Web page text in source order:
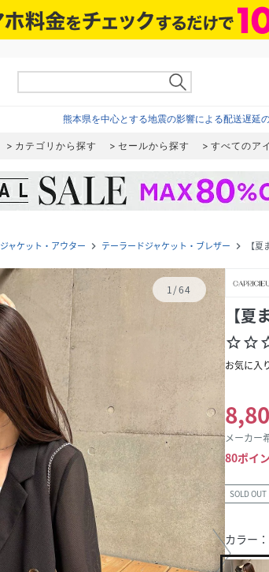
熊本県を中心とする地震の影響による配送遅延
カテゴリから探す セールから探す すべてのア
ジャケット・アウター navigate_next テーラードジャケット・ブレザー navigate_next 【
1/64
【
star_borderstar_border
お気に入
メーカー
80ポイ
SOLD OUT
カラー：